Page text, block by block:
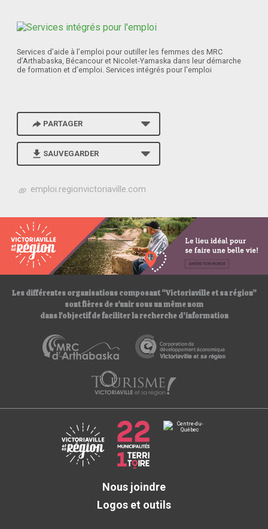
Services d’aide à l’emploi pour outiller les femmes des MRC
d’Arthabaska, Bécancour et Nicolet-Yamaska dans leur démarche
de formation et d’emploi. Services intégrés pour l'emploi
PARTAGER
SAUVEGARDER
h
p
s
:
/
/
emploi.regionvictoriaville.com
Les différentes organisations composant “Victoriaville et sa région”
sont fières de s’unir sous un même nom
dans l’objectif de faciliter la recherche d’information
Nous joindre
Logos et outils